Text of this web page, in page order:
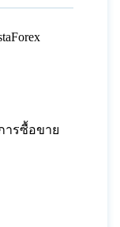
ารซื้อขาย